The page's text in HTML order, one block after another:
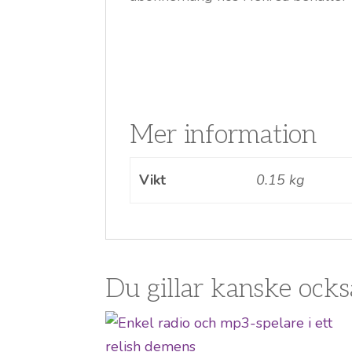
Mer information
Vikt 0.15 kg
Du gillar kanske